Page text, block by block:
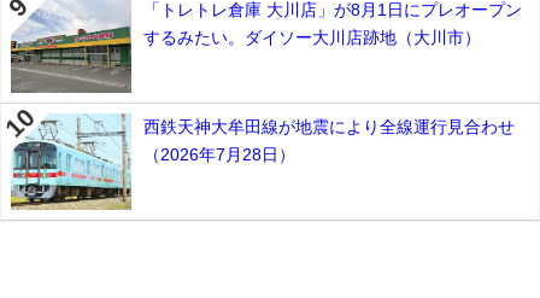
「トレトレ倉庫 大川店」が8月1日にプレオープン
するみたい。ダイソー大川店跡地（大川市）
西鉄天神大牟田線が地震により全線運行見合わせ
（2026年7月28日）